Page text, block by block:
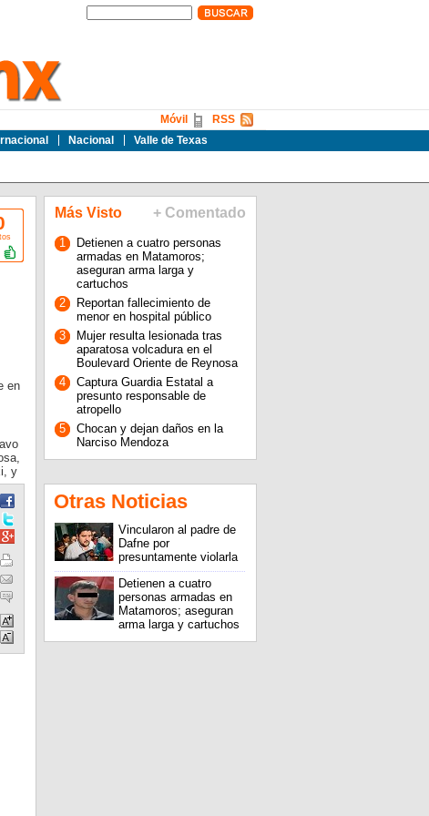
Nacional Valle de Texas
RSS
Móvil
en
y
Más Visto + Comentado
1
Detienen a cuatro personas
armadas en Matamoros;
aseguran arma larga y
cartuchos
2
Reportan fallecimiento de
menor en hospital público
3
Mujer resulta lesionada tras
aparatosa volcadura en el
Boulevard Oriente de Reynosa
4
Captura Guardia Estatal a
presunto responsable de
atropello
5
Chocan y dejan daños en la
Narciso Mendoza
Otras Noticias
Vincularon al padre de
Dafne por
presuntamente violarla
Detienen a cuatro
personas armadas en
Matamoros; aseguran
arma larga y cartuchos